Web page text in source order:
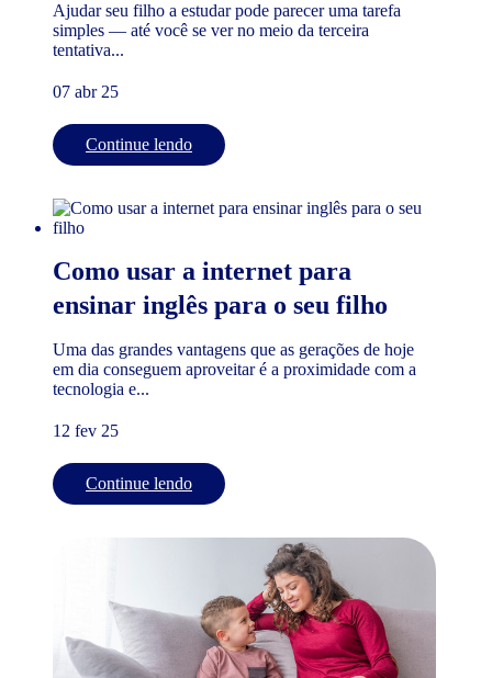
Ajudar seu filho a estudar pode parecer uma tarefa
simples — até você se ver no meio da terceira
tentativa...
07 abr 25
Continue lendo
Como usar a internet para
ensinar inglês para o seu filho
Uma das grandes vantagens que as gerações de hoje
em dia conseguem aproveitar é a proximidade com a
tecnologia e...
12 fev 25
Continue lendo